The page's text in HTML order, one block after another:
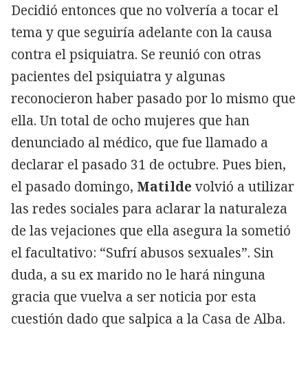
Decidió entonces que no volvería a tocar el
tema y que seguiría adelante con la causa
contra el psiquiatra. Se reunió con otras
pacientes del psiquiatra y algunas
reconocieron haber pasado por lo mismo que
ella. Un total de ocho mujeres que han
denunciado al médico, que fue llamado a
declarar el pasado 31 de octubre. Pues bien,
el pasado domingo, Matildevolvió a utilizar
las redes sociales para aclarar la naturaleza
de las vejaciones que ella asegura la sometió
el facultativo: “Sufrí abusos sexuales”. Sin
duda, a su ex marido no le hará ninguna
gracia que vuelva a ser noticia por esta
cuestión dado que salpica a la Casa de Alba.